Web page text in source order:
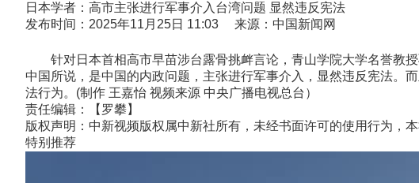
日本学者：高市主张进行军事介入台湾问题 显然违反宪法
发布时间：2025年11月25日 11:03 来源：中国新闻网
针对日本首相高市早苗涉台露骨挑衅言论，青山学院大学名誉教授
中国所说，是中国的内政问题，主张进行军事介入，显然违反宪法。
法行为。(制作 王嘉怡 视频来源 中央广播电视总台）
责任编辑：【罗攀】
版权声明：中新视频版权属中新社所有，未经书面许可的使用行为，
特别推荐